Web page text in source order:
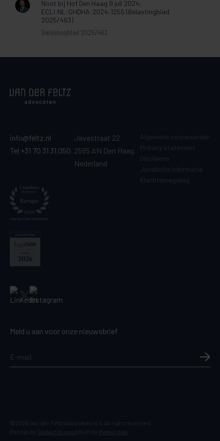
Noot bij Hof Den Haag 9 juli 2024,
ECLI:NL:GHDHA:2024:1255 (Belastingblad
2025/463)
Belastingblad 2025/463
info@feltz.nl
Tel +31 70 31 31 050
Javastraat 22
2585 AN Den Haag
Nederland
Algemene voorwaarden
Privacy statement
Disclaimer
Juridische informatie
Klachtenregeling
Meld u aan voor onze nieuwsbrief
©2026 Van der Feltz advocaten N.V. All right reserved.
Design by
Gedachtegoed Built by Mediacode